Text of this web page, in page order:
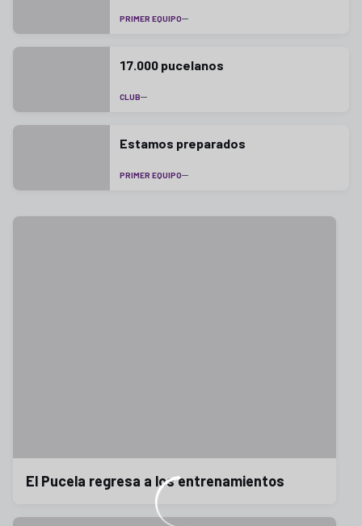
PRIMER EQUIPO
17.000 pucelanos
CLUB
Estamos preparados
PRIMER EQUIPO
El Pucela regresa a los entrenamientos